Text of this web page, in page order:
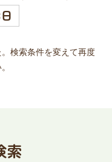
検索条件を変えて再度
索